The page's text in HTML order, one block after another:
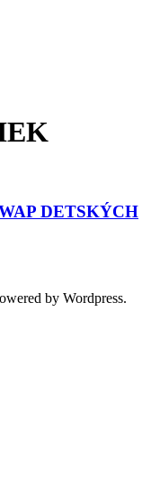
DETSKÝCH
by Wordpress.